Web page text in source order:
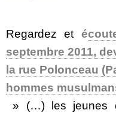
Regardez et é
septembre 2011,
la rue Polonceau
hommes
» (…) les jeunes